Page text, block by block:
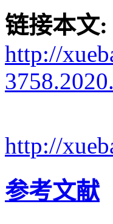
链接本文:
http://
http://
参考文献